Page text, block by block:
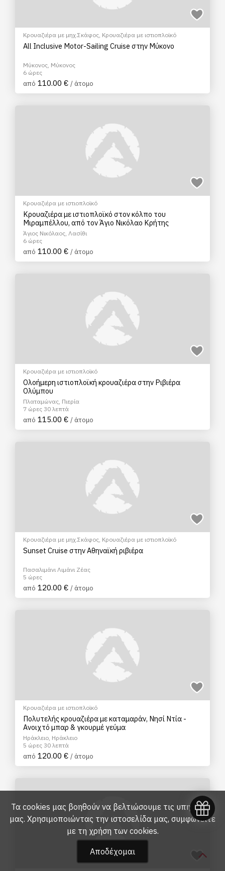
Κρουαζιέρα με μηχ.Σκάφος, Κρουαζιέρα με ιστιοπλοϊκό
All Inclusive Motor-Sailing Cruise στην Μύκονο
Μύκονος, Μύκονος
6 ώρες
από 110.00 € / άτομο
Κρουαζιέρα με ιστιοπλοϊκό
Κρουαζιέρα με ιστιοπλοϊκό στον κόλπο του
Μιραμπέλλου, από τον Άγιο Νικόλαο Κρήτης
Άγιος Νικόλαος, Λασίθι
6 ώρες
από 110.00 € / άτομο
Κρουαζιέρα με ιστιοπλοϊκό
Ολοήμερη ιστιοπλοϊκή κρουαζιέρα στην Ριβιέρα
Ολύμπου
Πλαταμώνας, Πιερία
7 ώρες 30 λεπτά
από 115.00 € / άτομο
Κρουαζιέρα με μηχ.Σκάφος, Κρουαζιέρα με ιστιοπλοϊκό
Sunset Cruise στην Αθηναϊκή ριβιέρα
Πασαλιμάνι Λιμάνι Ζέας
5 ώρες
από 120.00 € / άτομο
Κρουαζιέρα με ιστιοπλοϊκό
Πολυτελής κρουαζιέρα με καταμαράν, Νησί Ντία -
Ανοιχτό μπαρ & γκουρμέ γεύμα
Ηράκλειο, Ηράκλειο
5 ώρες 30 λεπτά
από 120.00 € / άτομο
Τα cookies μας βοηθούν να βελτιώσουμε τις υπηρεσίες
μας. Χρησιμοποιώντας την ιστοσελίδα μας, συμφωνείτε
με τη χρήση των cookies.
Αποδέχομαι